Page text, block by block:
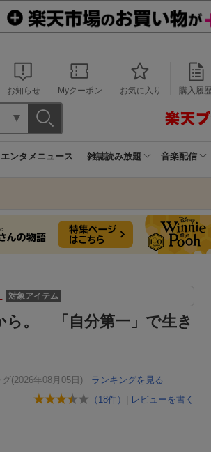
お知らせ Myクーポン お気に入り 購入履
エンタメニュース 雑誌読み放題 音楽配信
対象アイテム
ら。 「自分第一」で生き
(2026年08月05日)
ランキングを見る
（ 18件） レビューを書く